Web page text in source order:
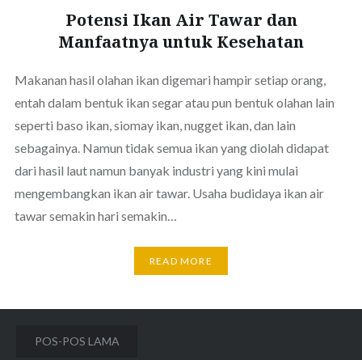
Potensi Ikan Air Tawar dan
Manfaatnya untuk Kesehatan
Makanan hasil olahan ikan digemari hampir setiap orang,
entah dalam bentuk ikan segar atau pun bentuk olahan lain
seperti baso ikan, siomay ikan, nugget ikan, dan lain
sebagainya. Namun tidak semua ikan yang diolah didapat
dari hasil laut namun banyak industri yang kini mulai
mengembangkan ikan air tawar. Usaha budidaya ikan air
tawar semakin hari semakin…
READ MORE
Navigasi
POS-POS LAMA